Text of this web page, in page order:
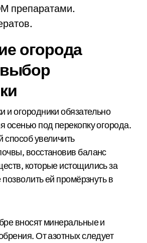
препаратами.
огорода
и огородники обязательно
осенью под перекопку огорода.
способ увеличить
восстановив баланс
которые истощились за
ей промёрзнуть в
вносят минеральные и
От азотных следует